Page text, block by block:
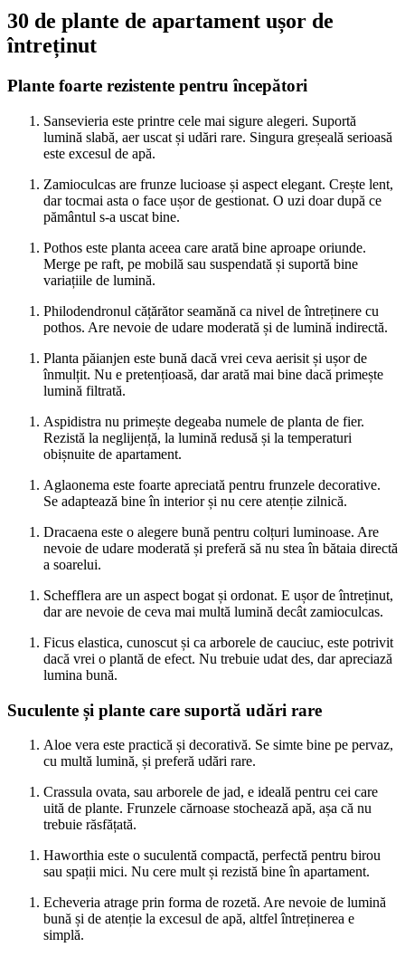
30 de plante de apartament ușor de
întreținut
Plante foarte rezistente pentru începători
Sansevieria este printre cele mai sigure alegeri. Suportă
lumină slabă, aer uscat și udări rare. Singura greșeală serioasă
este excesul de apă.
Zamioculcas are frunze lucioase și aspect elegant. Crește lent,
dar tocmai asta o face ușor de gestionat. O uzi doar după ce
pământul s-a uscat bine.
Pothos este planta aceea care arată bine aproape oriunde.
Merge pe raft, pe mobilă sau suspendată și suportă bine
variațiile de lumină.
Philodendronul cățărător seamănă ca nivel de întreținere cu
pothos. Are nevoie de udare moderată și de lumină indirectă.
Planta păianjen este bună dacă vrei ceva aerisit și ușor de
înmulțit. Nu e pretențioasă, dar arată mai bine dacă primește
lumină filtrată.
Aspidistra nu primește degeaba numele de planta de fier.
Rezistă la neglijență, la lumină redusă și la temperaturi
obișnuite de apartament.
Aglaonema este foarte apreciată pentru frunzele decorative.
Se adaptează bine în interior și nu cere atenție zilnică.
Dracaena este o alegere bună pentru colțuri luminoase. Are
nevoie de udare moderată și preferă să nu stea în bătaia directă
a soarelui.
Schefflera are un aspect bogat și ordonat. E ușor de întreținut,
dar are nevoie de ceva mai multă lumină decât zamioculcas.
Ficus elastica, cunoscut și ca arborele de cauciuc, este potrivit
dacă vrei o plantă de efect. Nu trebuie udat des, dar apreciază
lumina bună.
Suculente și plante care suportă udări rare
Aloe vera este practică și decorativă. Se simte bine pe pervaz,
cu multă lumină, și preferă udări rare.
Crassula ovata, sau arborele de jad, e ideală pentru cei care
uită de plante. Frunzele cărnoase stochează apă, așa că nu
trebuie răsfățată.
Haworthia este o suculentă compactă, perfectă pentru birou
sau spații mici. Nu cere mult și rezistă bine în apartament.
Echeveria atrage prin forma de rozetă. Are nevoie de lumină
bună și de atenție la excesul de apă, altfel întreținerea e
simplă.